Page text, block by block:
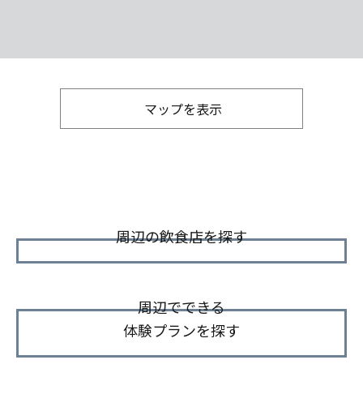
マップを表示
周辺の飲食店を探す
周辺でできる
体験プランを探す